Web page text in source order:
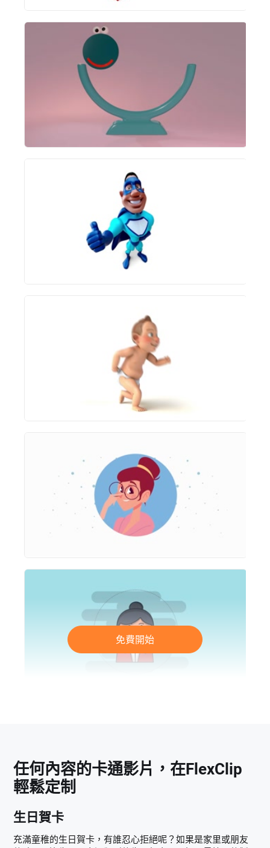
免費開始
任何內容的卡通影片，在FlexClip
輕鬆定制
生日賀卡
充滿童稚的生日賀卡，有誰忍心拒絕呢？如果是家里或朋友